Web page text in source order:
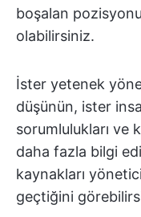
boşalan
olabilirsiniz.
İster yetenek
düşünün, ister
sorumlulukları ve
daha fazla bilgi
kaynakları
geçtiğini